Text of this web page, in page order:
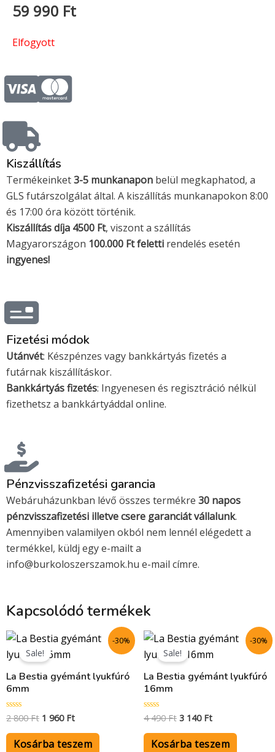
59 990 Ft
Elfogyott
C
c
-
v
i
s
a
C
-
m
a
s
r
c
a
Kiszállítás
Termékeinket3-5 munkanapon belül megkaphatod, a
GLS futárszolgálat által. A kiszállítás munkanapokon 8:00
és 17:00 óra között történik.
Kiszállítás díja 4500 Ft, viszont a szállítás
Magyarországon 100.000 Ft feletti rendelés esetén
ingyenes!
Fizetési módok
Utánvét: Készpénzes vagy bankkártyás fizetés a
futárnak kiszállításkor.
Bankkártyás fizetés: Ingyenesen és regisztráció nélkül
fizethetsz a bankkártyáddal online.
Pénzvisszafizetési garancia
Webáruházunkban lévő összes termékre 30 napos
pénzvisszafizetési illetve csere garanciát vállalunk.
Amennyiben valamilyen okból nem lennél elégedett a
termékkel, küldj egy e-mailt a
info@burkoloszerszamok.hu e-mail címre.
Kapcsolódó termékek
-30%
Sale!
La Bestia gyémánt lyukfúró
6mm
Értékelés:
/
2 800Ft
Original
was:
800 Ft.
1 960 Ft
Current
960 Ft.
Kosárba teszem
-30%
Sale!
La Bestia gyémánt lyukfúró
16mm
Értékelés:
/
4 490Ft
Original
was:
490 Ft.
3 140 Ft
Current
is:
140 Ft.
Kosárba teszem